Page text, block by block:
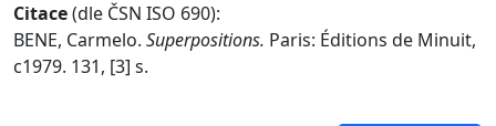
Citace(dle ČSN ISO 690):
BENE, Carmelo. Superpositions. Paris: Éditions de Minuit,
c1979. 131, [3] s.